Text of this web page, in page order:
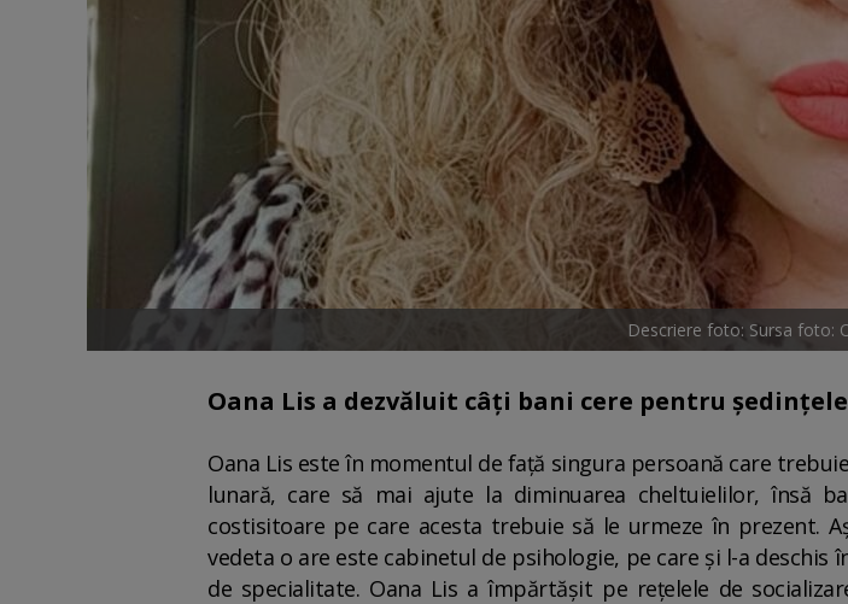
Descriere foto: Sursa foto:
Oana Lis a dezvăluit câți bani cere pentru
Oana Lis este în momentul de față singura persoană care
lunară, care să mai ajute la diminuarea cheltuielilor, însă
costisitoare pe care acesta trebuie să le urmeze în prezent.
vedeta o are este cabinetul de psihologie, pe care și l-a
de specialitate. Oana Lis a împărtășit pe rețelele de